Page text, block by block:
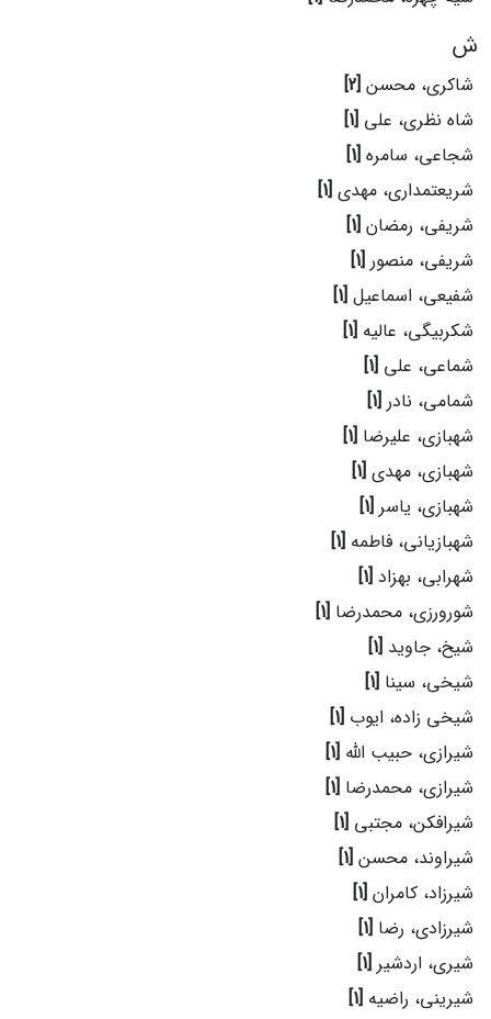
ش
شاکری، محسن [2]
شاه نظری، علی [1]
شجاعی، سامره [1]
شریعتمداری، مهدی [1]
شریفی، رمضان [1]
شریفی، منصور [1]
شفیعی، اسماعیل [1]
شکربیگی، عالیه [1]
شماعی، علی [1]
شمامی، نادر [1]
شهبازی، علیرضا [1]
شهبازی، مهدی [1]
شهبازی، یاسر [1]
شهبازیانی، فاطمه [1]
شهرابی، بهزاد [1]
شورورزی، محمدرضا [1]
شیخ، جاوید [1]
شیخی، سینا [1]
شیخی زاده، ایوب [1]
شیرازی، حبیب الله [1]
شیرازی، محمدرضا [1]
شیرافکن، مجتبی [1]
شیراوند، محسن [1]
شیرزاد، کامران [1]
شیرزادی، رضا [1]
شیری، اردشیر [1]
شیرینی، راضیه [1]